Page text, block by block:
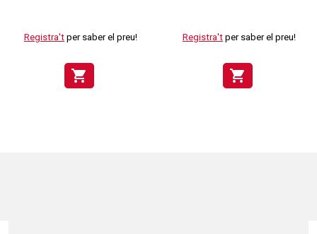
Registra't per saber el preu!
shopping_cart
Registra't per saber el preu!
shopping_cart